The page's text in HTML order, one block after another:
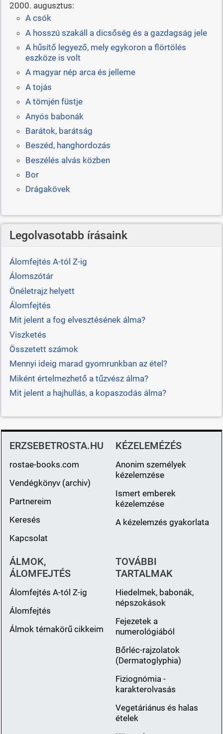
2000. augusztus:
A csók
A hosszú szakáll a dicsőség és a gazdagság jele
A hűsítő legyező, mely egykoron a flörtölés
eszköze is volt
A magyar nép arca és jelleme
A tojás
A tömjén füstje
Anyós babonák
Barátok, barátság
Beszéd, hanghordozás
Beszélés alvás közben
Bor
Drágakövek
Legolvasotabb írásaink
Álomfejtés A-tól Z-ig
Álomszótár
Önéletrajz helyett
Álomfejtés
Mit jelent a fog elvesztésének álma?
Viszketés
Összetett számok
Mennyi ideig marad gyomrunkban az étel?
Miként értelmezhető a tűzvész álma?
Mit jelent a hajhullás, a kopaszodás álma?
ERZSEBETROSTA.HU
rostae-books.com
Vendégkönyv (archiv)
Partnereim
Keresés
Kapcsolat
KÉZELEMÉZÉS
Anonim személyek
kézelemzése
Ismert emberek
kézelemzése
A kézelemzés gyakorlata
ÁLMOK,
ÁLOMFEJTÉS
Álomfejtés A-tól Z-ig
Álomfejtés
Álmok témakörű cikkeim
TOVÁBBI
TARTALMAK
Hiedelmek, babonák,
népszokások
Fejezetek a
numerológiából
Bőrléc-rajzolatok
(Dermatoglyphia)
Fiziognómia -
karakterolvasás
Vegetáriánus és halas
ételek